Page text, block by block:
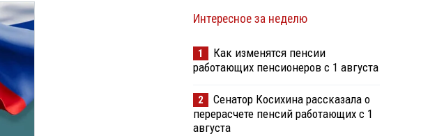
Интересное за неделю
1
Как изменятся пенсии
работающих пенсионеров с 1 августа
2
Сенатор Косихина рассказала о
перерасчете пенсий работающих с 1
августа